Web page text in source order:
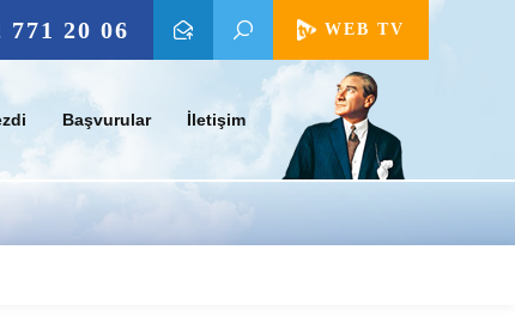
WEB TV
771 20 06
Başvurular İletişim